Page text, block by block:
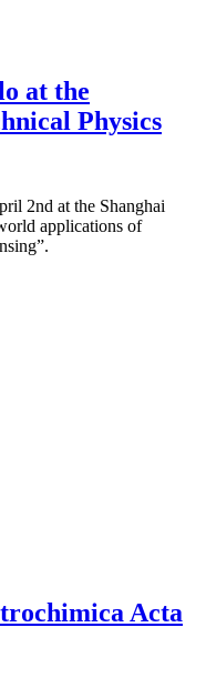
at the
Physics
2nd at the Shanghai
applications of
Acta